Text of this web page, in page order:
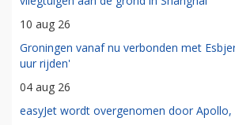
10 aug 26
Groningen vanaf nu verbonden met
uur rijden'
04 aug 26
easyJet wordt overgenomen door